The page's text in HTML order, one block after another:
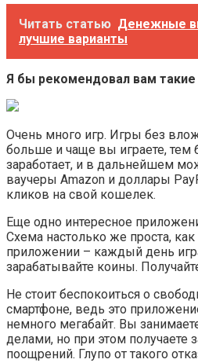
Читать статью Денежные
лучшие варианты
Я бы рекомендовал вам
Очень много игр. Игры без
больше и чаще вы играете, тем
заработает, и в дальнейшем
ваучеры Amazon и доллары
кликов на свой кошелек.
Еще одно интересное
Схема настолько же проста,
приложении – каждый день
зарабатывайте коины.
Не стоит беспокоиться о
смартфоне, ведь это
немного мегабайт. Вы
делами, но при этом получаете
поощрений. Глупо от такого